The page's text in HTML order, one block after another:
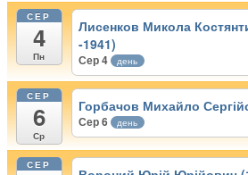
СЕР
4
Пн
Лисенков Микола
-1941)
Сер 4 день
СЕР
6
Ср
Горбачов Михайло
Сер 6 день
СЕР